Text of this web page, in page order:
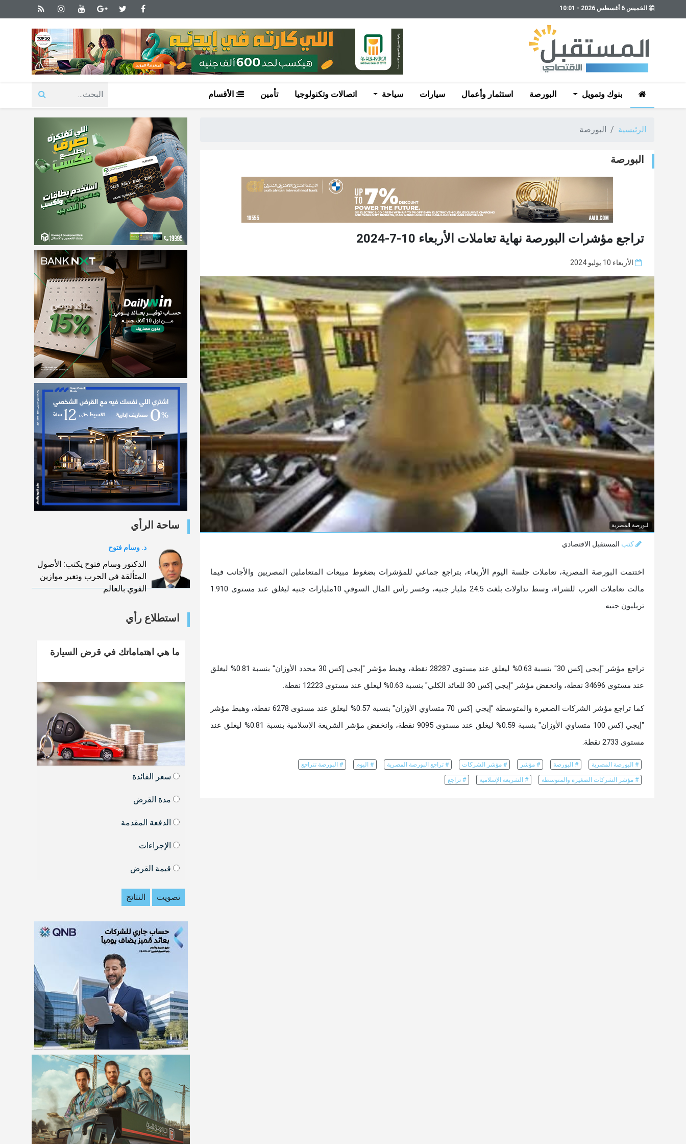
الخميس 6 أغسطس 2026 - 10:01
بنوك وتمويل البورصة استثمار وأعمال سيارات سياحة اتصالات وتكنولوجيا تأمين الأقسام
الرئيسية البورصة
البورصة
تراجع مؤشرات البورصة نهاية تعاملات الأربعاء 10-7-2024
الأربعاء 10 يوليو 2024
البورصة المصرية
كتب المستقبل الاقتصادي
اختتمت البورصة المصرية، تعاملات جلسة اليوم الأربعاء، بتراجع جماعي للمؤشرات بضغوط مبيعات المتعاملين المصريين والأجانب فيما
مالت تعاملات العرب للشراء، وسط تداولات بلغت 24.5 مليار جنيه، وخسر رأس المال السوقي 10مليارات جنيه ليغلق عند مستوى 1.910
تريليون جنيه.
تراجع مؤشر "إيجي إكس 30" بنسبة 0.63% ليغلق عند مستوى 28287 نقطة، وهبط مؤشر "إيجي إكس 30 محدد الأوزان" بنسبة 0.81% ليغلق
عند مستوى 34696 نقطة، وانخفض مؤشر "إيجي إكس 30 للعائد الكلي" بنسبة 0.63% ليغلق عند مستوى 12223 نقطة.
كما تراجع مؤشر الشركات الصغيرة والمتوسطة "إيجي إكس 70 متساوي الأوزان" بنسبة 0.57% ليغلق عند مستوى 6278 نقطة، وهبط مؤشر
"إيجي إكس 100 متساوي الأوزان" بنسبة 0.59% ليغلق عند مستوى 9095 نقطة، وانخفض مؤشر الشريعة الإسلامية بنسبة 0.81% ليغلق عند
مستوى 2733 نقطة.
# البورصة المصرية # البورصة # مؤشر # مؤشر الشركات # تراجع البورصة المصرية # اليوم # البورصة تتراجع
# مؤشر الشركات الصغيرة والمتوسطة # الشريعة الإسلامية # تراجع
ساحة الرأي
د. وسام فتوح
الدكتور وسام فتوح يكتب: الأصول
المتألقة في الحرب وتغير موازين
القوي بالعالم
استطلاع رأي
ما هي اهتماماتك في قرض السيارة
سعر الفائدة
مدة القرض
الدفعة المقدمة
الإجراءات
قيمة القرض
تصويت النتائج